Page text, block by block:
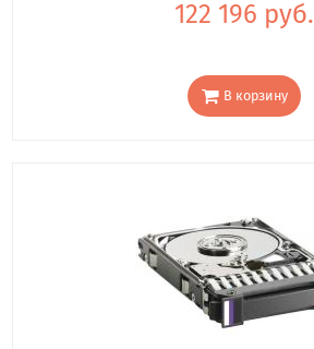
122 196 руб.
В корзину